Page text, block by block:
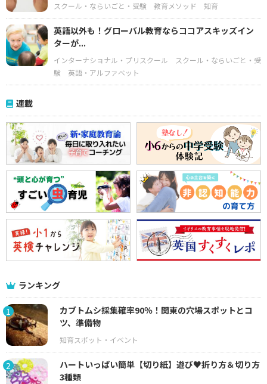
スクール・ならいごと・受験 教育メソッド 知育
英語以外も！グローバル教育ならココアスキッズイン
ターが...
インターナショナル・プリスクール
スクール・ならいごと・受
験
英語・アルファベット
連載
ランキング
1
カブトムシ採集確率90％！関東の穴場スポットとコ
ツ、準備物
2
ハートいっぱい簡単【切り紙】遊び♥折り方＆切り方
3種類